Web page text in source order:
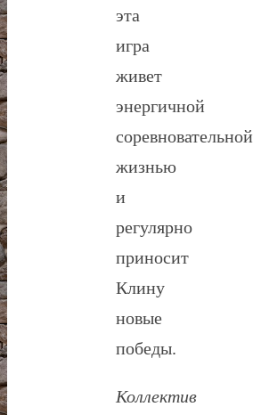
эта
игра
живет
энергичной
соревновательной
жизнью
и
регулярно
приносит
Клину
новые
победы.
Коллектив